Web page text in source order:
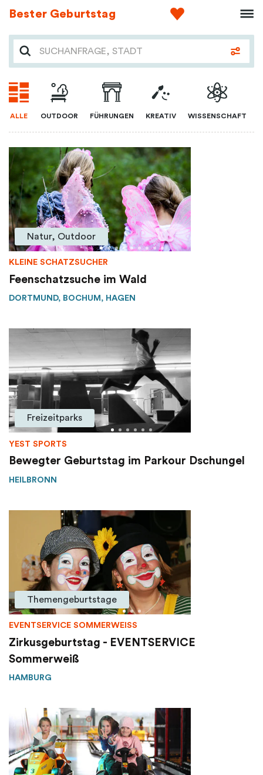
Bester Geburtstag
ALLE OUTDOOR FÜHRUNGEN KREATIV WISSENSCHAFT
Natur, Outdoor
KLEINE SCHATZSUCHER
Feenschatzsuche im Wald
DORTMUND, BOCHUM, HAGEN
Freizeitparks
YEST SPORTS
Bewegter Geburtstag im Parkour Dschungel
HEILBRONN
Themengeburtstage
EVENTSERVICE SOMMERWEISS
Zirkusgeburtstag - EVENTSERVICE
Sommerweiß
HAMBURG